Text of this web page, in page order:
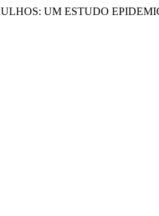
UM ESTUDO